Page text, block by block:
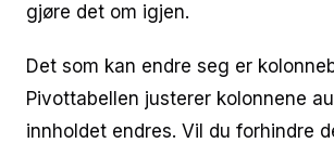
gjøre det om igjen.
Det som kan endre seg er
Pivottabellen justerer kolonnene
innholdet endres. Vil du forhindre